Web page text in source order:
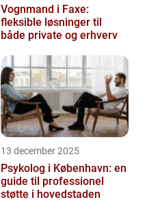
Vognmand i Faxe:
fleksible løsninger til
både private og erhverv
13 december 2025
Psykolog i København: en
guide til professionel
støtte i hovedstaden